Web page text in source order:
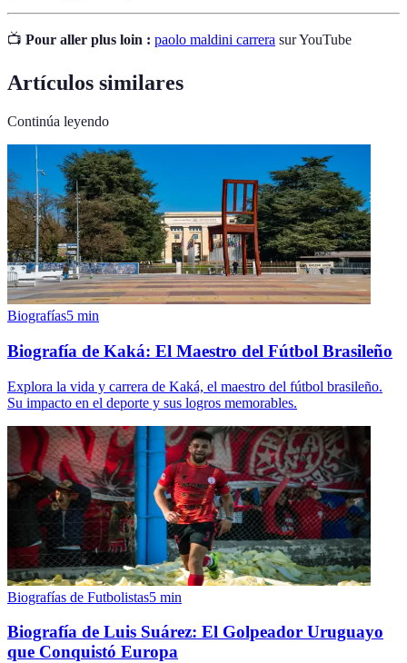
📺 Pour aller plus loin : paolo maldini carrera sur YouTube
Artículos similares
Continúa leyendo
Biografías5 min
Biografía de Kaká: El Maestro del Fútbol Brasileño
Explora la vida y carrera de Kaká, el maestro del fútbol brasileño.
Su impacto en el deporte y sus logros memorables.
Biografías de Futbolistas5 min
Biografía de Luis Suárez: El Golpeador Uruguayo
que Conquistó Europa